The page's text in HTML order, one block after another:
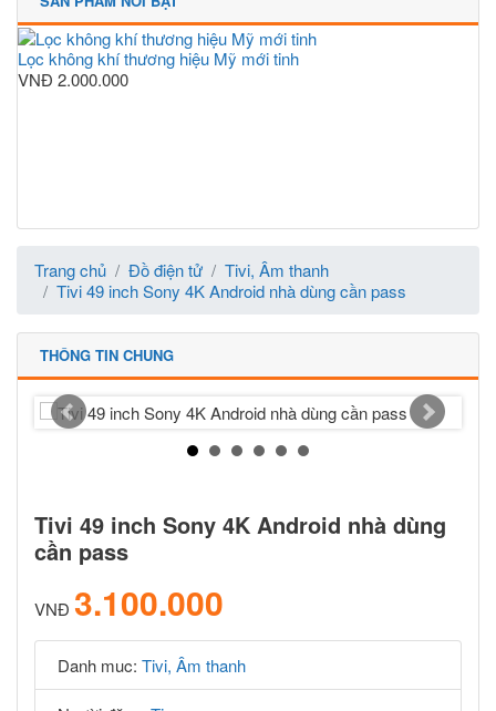
Lọc không khí thương hiệu Mỹ mới tinh
VNĐ 2.000.000
Trang chủ Đồ điện tử
Tivi, Âm thanh
Tivi 49 inch Sony 4K Android nhà dùng cần pass
THÔNG TIN CHUNG
Tivi 49 inch Sony 4K Android nhà dùng
cần pass
VNĐ 3.100.000
Danh muc: Tivi, Âm thanh